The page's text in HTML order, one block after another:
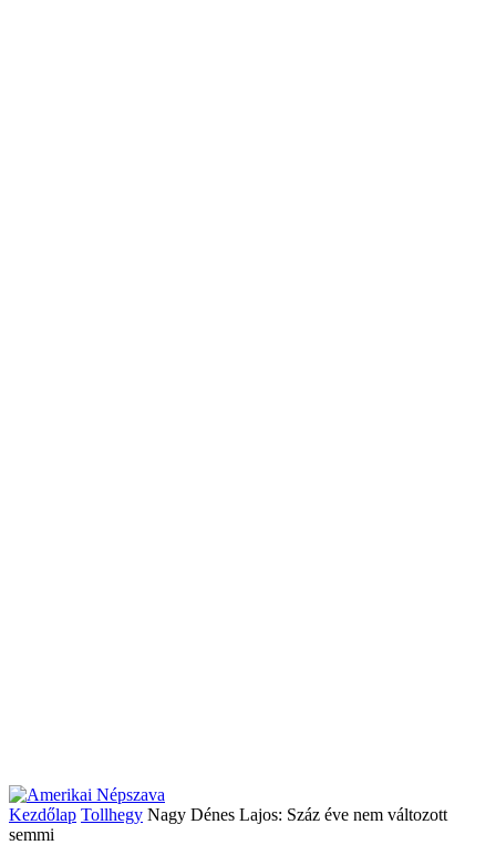
Kezdőlap Tollhegy Nagy Dénes Lajos: Száz éve nem változott
semmi